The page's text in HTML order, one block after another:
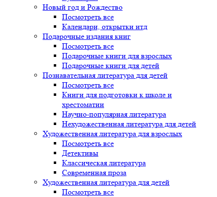
Новый год и Рождество
Посмотреть все
Календари, открытки итд
Подарочные издания книг
Посмотреть все
Подарочные книги для взрослых
Подарочные книги для детей
Познавательная литература для детей
Посмотреть все
Книги для подготовки к школе и
хрестоматии
Научно-популярная литература
Нехудожественная литература для детей
Художественная литература для взрослых
Посмотреть все
Детективы
Классическая литература
Современная проза
Художественная литература для детей
Посмотреть все